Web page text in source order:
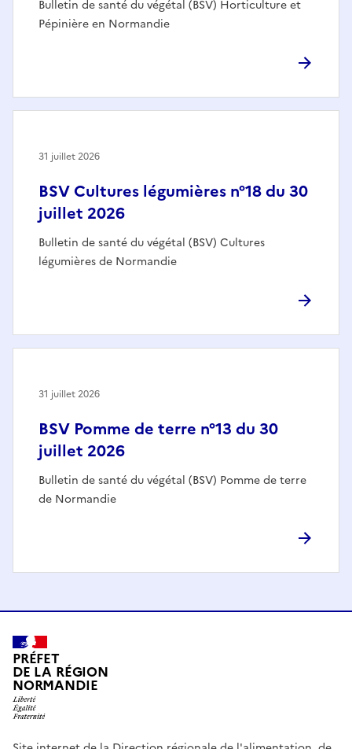
Bulletin de santé du végétal (BSV) Horticulture et
Pépinière en Normandie
BSV Cultures légumières n°18 du 30
juillet 2026
Bulletin de santé du végétal (BSV) Cultures
légumières de Normandie
31 juillet 2026
BSV Pomme de terre n°13 du 30
juillet 2026
Bulletin de santé du végétal (BSV) Pomme de terre
de Normandie
31 juillet 2026
PRÉFET
DE LA RÉGION
NORMANDIE